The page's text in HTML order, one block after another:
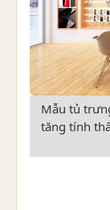
Mẫu tủ
tăng tính